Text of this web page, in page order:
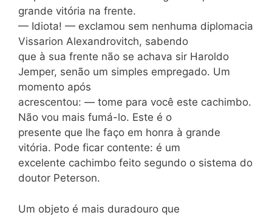
grande vitória na frente.
— Idiota! — exclamou sem nenhuma diplomacia
Vissarion Alexandrovitch, sabendo
que à sua frente não se achava sir Haroldo
Jemper, senão um simples empregado. Um
momento após
acrescentou: — tome para você este cachimbo.
Não vou mais fumá-lo. Este é o
presente que lhe faço em honra à grande
vitória. Pode ficar contente: é um
excelente cachimbo feito segundo o sistema do
doutor Peterson.
Um objeto é mais duradouro que